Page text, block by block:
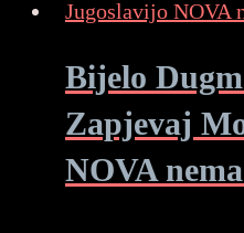
Bijelo
Zapjevaj
NOVA